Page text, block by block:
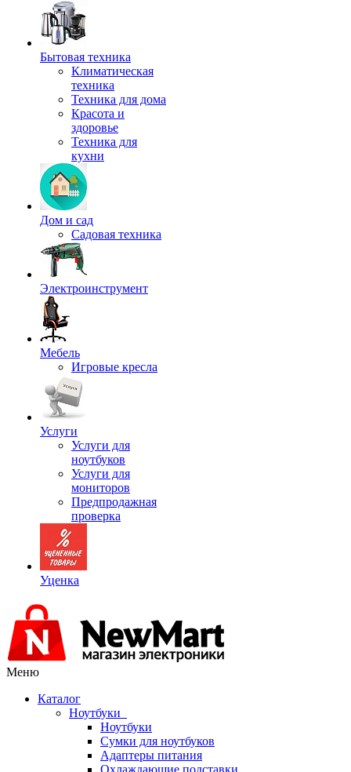
Бытовая техника
Климатическая
техника
Техника для дома
Красота и
здоровье
Техника для
кухни
Дом и сад
Садовая техника
Электроинструмент
Мебель
Игровые кресла
Услуги
Услуги для
ноутбуков
Услуги для
мониторов
Предпродажная
проверка
Уценка
Меню
Каталог
Ноутбуки
Ноутбуки
Сумки для ноутбуков
Адаптеры питания
Охлаждающие подставки